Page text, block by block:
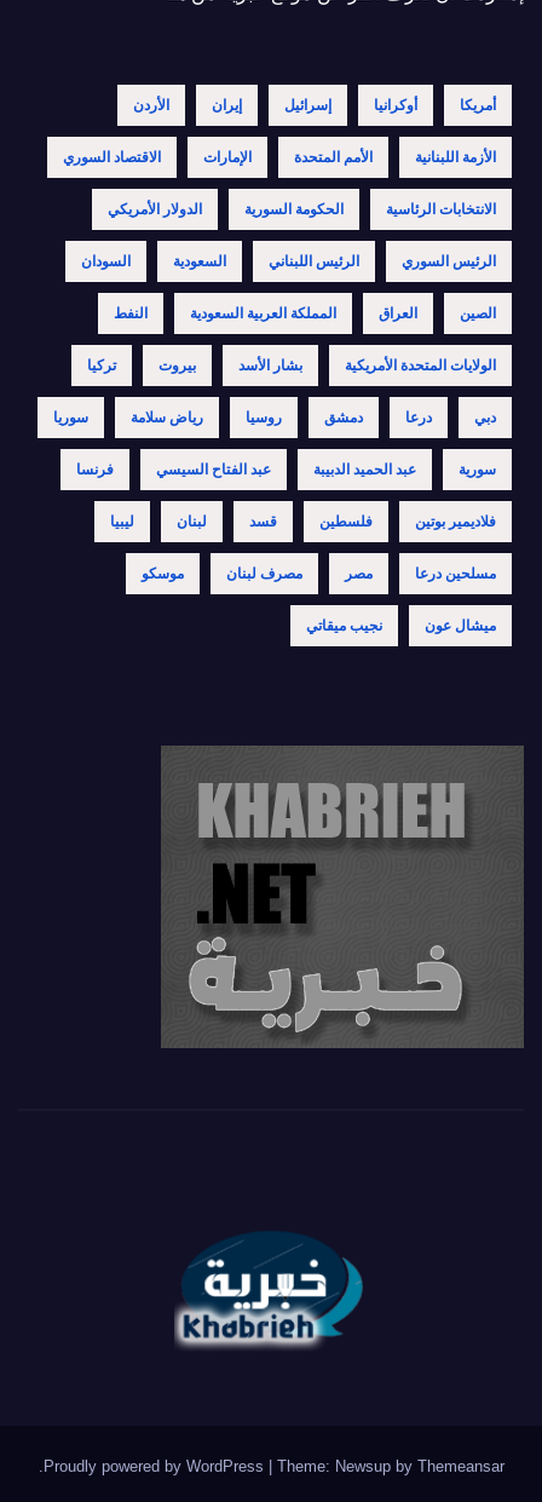
أمريكا أوكرانيا إسرائيل إيران الأردن
الأزمة اللبنانية الأمم المتحدة الإمارات الاقتصاد السوري
الانتخابات الرئاسية الحكومة السورية الدولار الأمريكي
الرئيس السوري الرئيس اللبناني السعودية السودان
الصين العراق المملكة العربية السعودية النفط
الولايات المتحدة الأمريكية بشار الأسد بيروت تركيا
دبي درعا دمشق روسيا رياض سلامة سوريا
سورية عبد الحميد الدبيبة عبد الفتاح السيسي فرنسا
فلاديمير بوتين فلسطين قسد لبنان ليبيا
مسلحين درعا مصر مصرف لبنان موسكو
ميشال عون نجيب ميقاتي
Proudly powered by WordPress | Theme: Newsup by Themeansar